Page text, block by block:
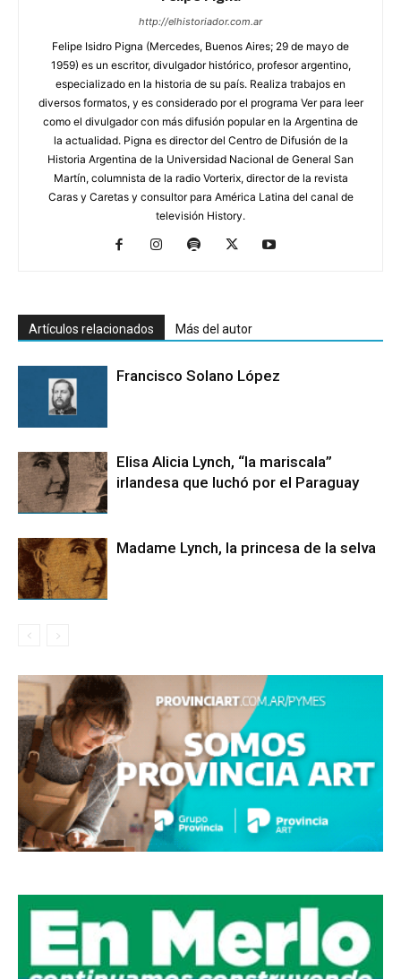
http://elhistoriador.com.ar
Felipe Isidro Pigna (Mercedes, Buenos Aires; 29 de mayo de
1959) es un escritor, divulgador histórico, profesor argentino,
especializado en la historia de su país. Realiza trabajos en
diversos formatos, y es considerado por el programa Ver para leer
como el divulgador con más difusión popular en la Argentina de
la actualidad. Pigna es director del Centro de Difusión de la
Historia Argentina de la Universidad Nacional de General San
Martín, columnista de la radio Vorterix, director de la revista
Caras y Caretas y consultor para América Latina del canal de
televisión History.
Artículos relacionados Más del autor
Francisco Solano López
Elisa Alicia Lynch, “la mariscala”
irlandesa que luchó por el Paraguay
Madame Lynch, la princesa de la selva